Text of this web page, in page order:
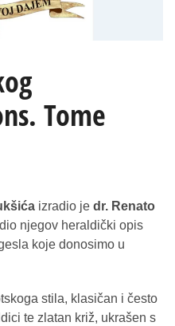
Tome
izradio je dr. Renato
njegov heraldički opis
koje donosimo u
stila, klasičan i često
te zlatan križ, ukrašen s